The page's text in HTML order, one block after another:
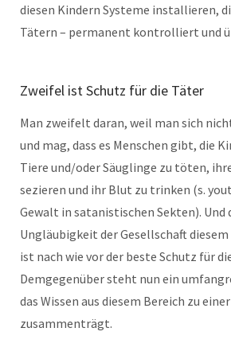
diesen Kindern Systeme installieren,
Tätern – permanent kontrolliert und
Zweifel ist Schutz für die Täter
Man zweifelt daran, weil man sich
und mag, dass es Menschen gibt, die
Tiere und/oder Säuglinge zu töten,
sezieren und ihr Blut zu trinken (s.
Gewalt in satanistischen Sekten). Und
Ungläubigkeit der Gesellschaft
ist nach wie vor der beste Schutz für
Demgegenüber steht nun ein
das Wissen aus diesem Bereich zu
zusammenträgt.